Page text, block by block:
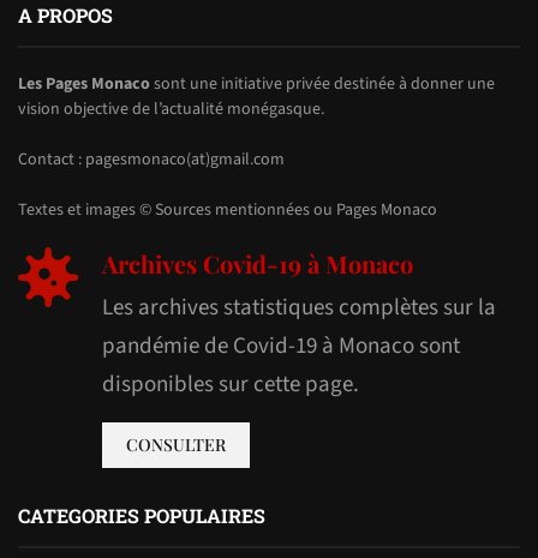
A PROPOS
Les Pages Monacosont une initiative privée destinée à donner une
vision objective de l’actualité monégasque.
Contact : pagesmonaco(at)gmail.com
Textes et images © Sources mentionnées ou Pages Monaco
Archives Covid-19 à Monaco
Les archives statistiques complètes sur la
pandémie de Covid-19 à Monaco sont
disponibles sur cette page.
CONSULTER
CATEGORIES POPULAIRES